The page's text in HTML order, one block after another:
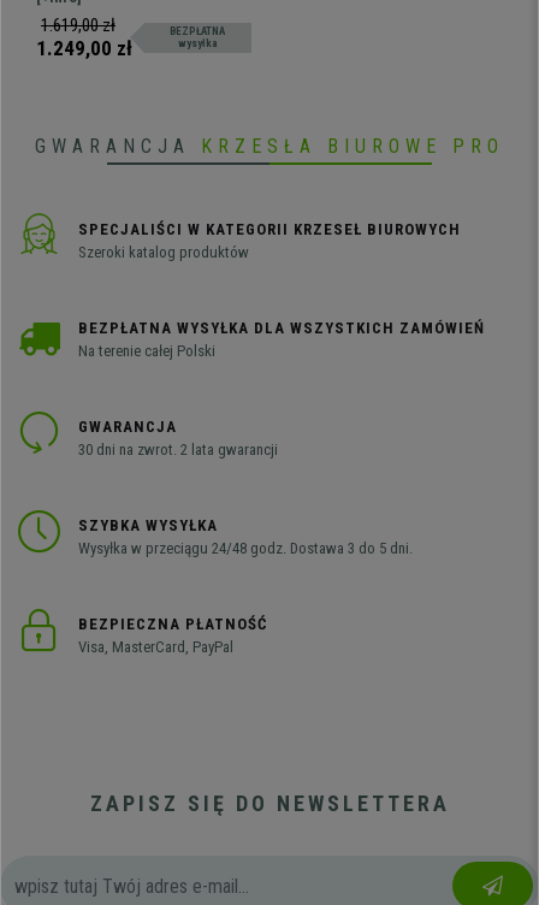
Design, Czarna Skóra
Posiada wysokie oparcie ze
zintegrowanym zagłówkiem,
1.619,00 zł
1.249,00 zł
BEZPŁATNA
wysyłka
GWARANCJA KRZESŁA BIUROWE PRO
SPECJALIŚCI W KATEGORII KRZESEŁ BIUROWYCH
Szeroki katalog produktów
BEZPŁATNA WYSYŁKA DLA WSZYSTKICH ZAMÓWIEŃ
Na terenie całej Polski
GWARANCJA
30 dni na zwrot. 2 lata gwarancji
SZYBKA WYSYŁKA
Wysyłka w przeciągu 24/48 godz. Dostawa 3 do 5 dni.
BEZPIECZNA PŁATNOŚĆ
Visa, MasterCard, PayPal
ZAPISZ SIĘ DO NEWSLETTERA